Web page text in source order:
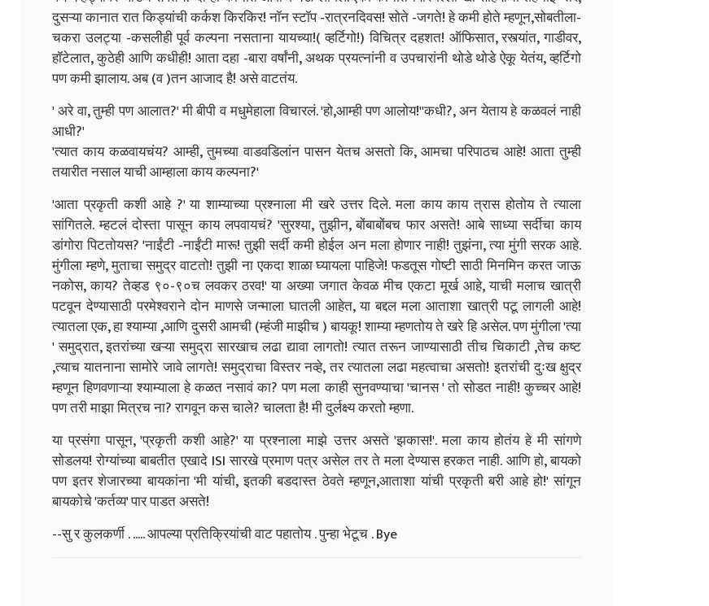
दुसऱ्या कानात रात किड्यांची कर्कश किरकिर! नॉन स्टॉप -रात्रनदिवस! सोते -जगते! हे कमी होते म्हणून,सोबतीला-
चकरा उलट्या -कसलीही पूर्व कल्पना नसताना यायच्या!( व्हर्टिगो!) विचित्र दहशत! ऑफिसात, रस्त्यांत, गाडीवर,
हॉटेलात, कुठेही आणि कधीही! आता दहा -बारा वर्षांनी, अथक प्रयत्नांनी व उपचारांनी थोडे थोडे ऐकू येतंय, व्हर्टिगो
पण कमी झालाय. अब (व )तन आजाद है! असे वाटतंय.
' अरे वा, तुम्ही पण आलात?' मी बीपी व मधुमेहाला विचारलं.'हो,आम्ही पण आलोय!''कधी?, अन येताय हे कळवलं नाही
आधी?'
'त्यात काय कळवायचंय? आम्ही, तुमच्या वाडवडिलांन पासन येतच असतो कि, आमचा परिपाठच आहे! आता तुम्ही
तयारीत नसाल याची आम्हाला काय कल्पना?'
'आता प्रकृती कशी आहे ?' या शाम्याच्या प्रश्नाला मी खरे उत्तर दिले. मला काय काय त्रास होतोय ते त्याला
सांगितले. म्हटलं दोस्ता पासून काय लपवायचं? 'सुरश्या, तुझीन, बोंबाबोंबच फार असते! आबे साध्या सर्दीचा काय
डांगोरा पिटतोयस? 'नाईंटी -नाईंटी मारू! तुझी सर्दी कमी होईल अन मला होणार नाही! तुझंना, त्या मुंगी सरक आहे.
मुंगीला म्हणे, मुताचा समुद्र वाटतो! तुझी ना एकदा शाळा घ्यायला पाहिजे! फडतूस गोष्टी साठी मिनमिन करत जाऊ
नकोस, काय? तेव्हड ९०-९०च लवकर ठरव!'या अख्या जगात केवळ मीच एकटा मूर्ख आहे, याची मलाच खात्री
पटवून देण्यासाठी परमेश्वराने दोन माणसे जन्माला घातली आहेत, या बद्दल मला आताशा खात्री पटू लागली आहे!
त्यातला एक, हा श्याम्या ,आणि दुसरी आमची (म्हंजी माझीच ) बायकू! शाम्या म्हणतोय ते खरे हि असेल. पण मुंगीला 'त्या
' समुद्रात, इतरांच्या खऱ्या समुद्रा सारखाच लढा द्यावा लागतो! त्यात तरून जाण्यासाठी तीच चिकाटी ,तेच कष्ट
,त्याच यातनाना सामोरे जावे लागते! समुद्राचा विस्तर नव्हे, तर त्यातला लढा महत्वाचा असतो! इतरांची दुःख क्षुद्र
म्हणून हिणवणाऱ्या श्याम्याला हे कळत नसावं का? पण मला काही सुनवण्याचा 'चानस ' तो सोडत नाही! कुच्चर आहे!
पण तरी माझा मित्रच ना? रागवून कस चाले? चालता है! मी दुर्लक्ष्य करतो म्हणा.
या प्रसंगा पासून, 'प्रकृती कशी आहे?' या प्रश्नाला माझे उत्तर असते 'झकास!'. मला काय होतंय हे मी सांगणे
सोडलय! रोग्यांच्या बाबतीत एखादे ISI सारखे प्रमाण पत्र असेल तर ते मला देण्यास हरकत नाही. आणि हो, बायको
पण इतर शेजारच्या बायकांना 'मी यांची, इतकी बडदास्त ठेवते म्हणून,आताशा यांची प्रकृती बरी आहे हो!' सांगून
बायकोचे 'कर्तव्य' पार पाडत असते!
--सु र कुलकर्णी . ..... आपल्या प्रतिक्रियांची वाट पहातोय . पुन्हा भेटूच . Bye